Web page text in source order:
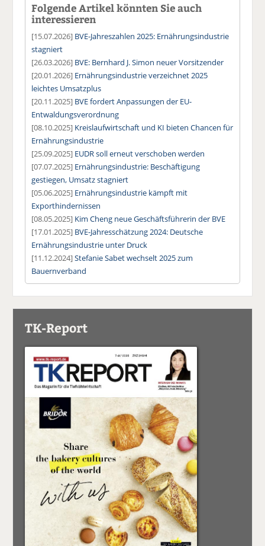
Folgende Artikel könnten Sie auch
interessieren
[15.07.2026] BVE-Jahreszahlen 2025: Ernährungsindustrie
stagniert
[26.03.2026] BVE: Bernhard J. Simon neuer Vorsitzender
[20.01.2026] Ernährungsindustrie verzeichnet 2025
leichtes Umsatzplus
[20.11.2025] BVE fordert Anpassungen der EU-
Entwaldungsverordnung
[08.10.2025] Kreislaufwirtschaft und KI bieten Chancen für
Ernährungsindustrie
[25.09.2025] EUDR soll erneut verschoben werden
[07.07.2025] Ernährungsindustrie: Beschäftigung
gestiegen, Umsatz stagniert
[05.06.2025] Ernährungsindustrie kämpft mit
Exporthindernissen
[08.05.2025] Kim Cheng neue Geschäftsführerin der BVE
[17.01.2025] BVE-Jahresschätzung 2024: Deutsche
Ernährungsindustrie unter Druck
[11.12.2024]Stefanie Sabet wechselt 2025 zum
Bauernverband
TK-Report